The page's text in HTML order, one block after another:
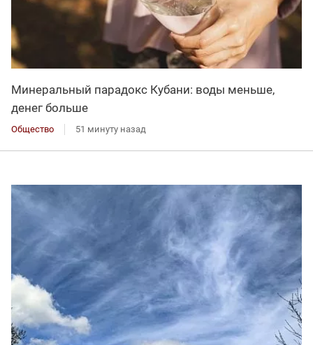
Минеральный парадокс Кубани: воды меньше,
денег больше
Общество 51 минуту назад